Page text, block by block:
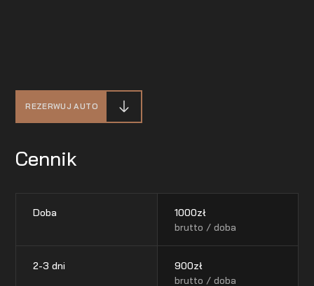
REZERWUJ AUTO
Cennik
Doba 1000zł
brutto / doba
2-3 dni 900zł
brutto / doba